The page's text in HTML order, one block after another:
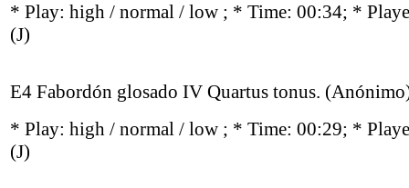
* Play: high / normal / low ; * Time: 00:34; *
(J)
E4 Fabordón glosado IV Quartus tonus.
* Play: high / normal / low ; * Time: 00:29; *
(J)